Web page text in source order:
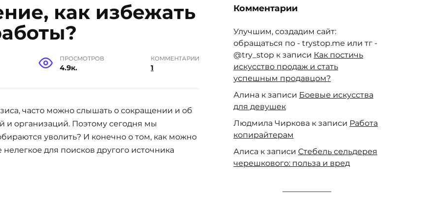
как избежать
ПРОСМОТРОВ
4.9к.
КОММЕНТАРИИ
1
часто можно слышать о сокращении и об
и организаций. Поэтому сегодня мы
уволить? И конечно о том, как можно
для поисков другого источника
Комментарии
Улучшим, создадим сайт:
обращаться по - trystop.me или тг -
@try_stop к записи Как постичь
искусство продаж и стать
успешным продавцом?
Алина к записи Боевые искусства
для девушек
Людмила Чиркова к записи Работа
копирайтерам
Алиса к записи Стебель сельдерея
черешкового: польза и вред